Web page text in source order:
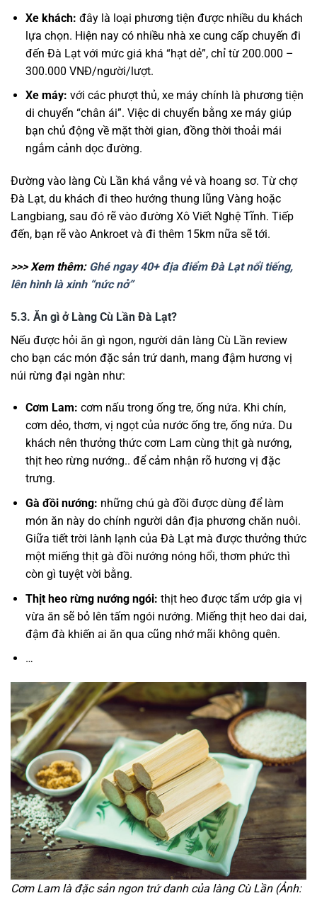
Xe khách: đây là loại phương tiện được nhiều du khách
lựa chọn. Hiện nay có nhiều nhà xe cung cấp chuyến đi
đến Đà Lạt với mức giá khá “hạt dẻ”, chỉ từ 200.000 –
300.000 VNĐ/người/lượt.
Xe máy: với các phượt thủ, xe máy chính là phương tiện
di chuyển “chân ái”. Việc di chuyển bằng xe máy giúp
bạn chủ động về mặt thời gian, đồng thời thoải mái
ngắm cảnh dọc đường.
Đường vào làng Cù Lần khá vắng vẻ và hoang sơ. Từ chợ
Đà Lạt, du khách đi theo hướng thung lũng Vàng hoặc
Langbiang, sau đó rẽ vào đường Xô Viết Nghệ Tĩnh. Tiếp
đến, bạn rẽ vào Ankroet và đi thêm 15km nữa sẽ tới.
>>> Xem thêm: Ghé ngay 40+ địa điểm Đà Lạt nổi tiếng,
lên hình là xinh “nức nở”
5.3. Ăn gì ở Làng Cù Lần Đà Lạt?
Nếu được hỏi ăn gì ngon, người dân làng Cù Lần review
cho bạn các món đặc sản trứ danh, mang đậm hương vị
núi rừng đại ngàn như:
Cơm Lam: cơm nấu trong ống tre, ống nứa. Khi chín,
cơm dẻo, thơm, vị ngọt của nước ống tre, ống nứa. Du
khách nên thưởng thức cơm Lam cùng thịt gà nướng,
thịt heo rừng nướng.. để cảm nhận rõ hương vị đặc
trưng.
Gà đồi nướng: những chú gà đồi được dùng để làm
món ăn này do chính người dân địa phương chăn nuôi.
Giữa tiết trời lành lạnh của Đà Lạt mà được thưởng thức
một miếng thịt gà đồi nướng nóng hổi, thơm phức thì
còn gì tuyệt vời bằng.
Thịt heo rừng nướng ngói: thịt heo được tẩm ướp gia vị
vừa ăn sẽ bỏ lên tấm ngói nướng. Miếng thịt heo dai dai,
đậm đà khiến ai ăn qua cũng nhớ mãi không quên.
…
Cơm Lam là đặc sản ngon trứ danh của làng Cù Lần (Ảnh: